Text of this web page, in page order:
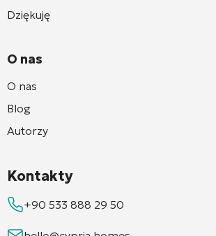
Dziękuję
O nas
O nas
Blog
Autorzy
Kontakty
+90 533 888 29 50